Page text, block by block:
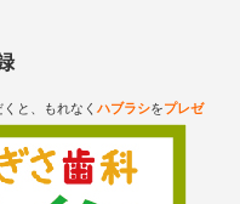
と、もれなく ハブラシをプレゼ